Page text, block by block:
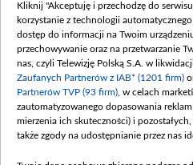
(wpłata wrzesień 100
mln, listopad 265 mln)
Dofinansowanie 48 862
Data podpisania umowy:
(wpłata grudzień 60,548
Dofinansowanie 900 000
Data podpisania umowy:
Kliknij "Akceptuję i przechodzę do
korzystanie z technologii
dostęp do informacji na Twoim
przechowywanie oraz na przetwarzanie
nas, czyli Telewizję Polską S.A. w
Zaufanych Partnerów z IAB* (1201 firm)
Partnerów TVP (93 firm) , w celach
zautomatyzowanego dopasowania
mierzenia ich skuteczności) i
także zgody na udostępnianie przez nas